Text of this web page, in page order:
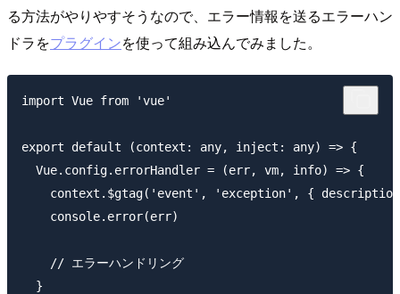
る方法がやりやすそうなので、エラー情報を送るエラーハン
ドラをプラグインを使って組み込んでみました。
import Vue from 'vue'
export default (context: any, inject: any) => {
  Vue.config.errorHandler = (err, vm, info) => {
context.$gtag('event', 'exception', {
    console.error(err)
    // エラーハンドリング
  }